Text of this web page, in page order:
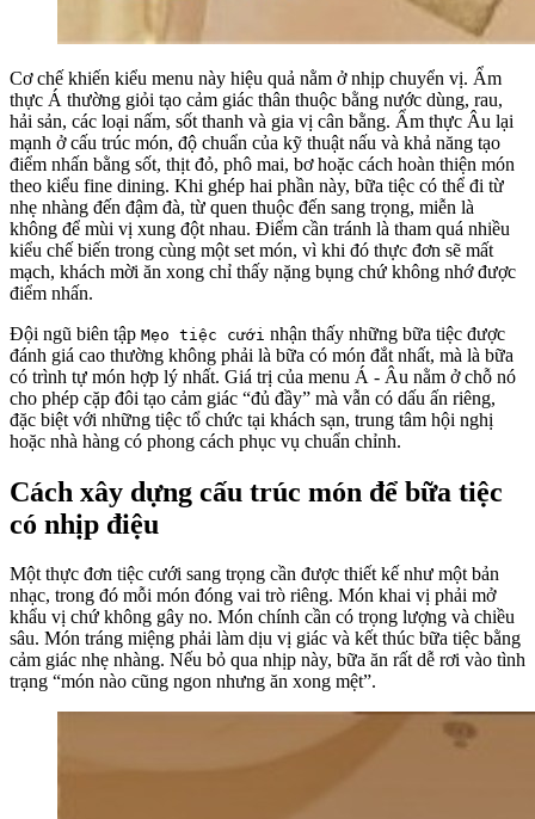
Cơ chế khiến kiểu menu này hiệu quả nằm ở nhịp chuyển vị. Ẩm
thực Á thường giỏi tạo cảm giác thân thuộc bằng nước dùng, rau,
hải sản, các loại nấm, sốt thanh và gia vị cân bằng. Ẩm thực Âu lại
mạnh ở cấu trúc món, độ chuẩn của kỹ thuật nấu và khả năng tạo
điểm nhấn bằng sốt, thịt đỏ, phô mai, bơ hoặc cách hoàn thiện món
theo kiểu fine dining. Khi ghép hai phần này, bữa tiệc có thể đi từ
nhẹ nhàng đến đậm đà, từ quen thuộc đến sang trọng, miễn là
không để mùi vị xung đột nhau. Điểm cần tránh là tham quá nhiều
kiểu chế biến trong cùng một set món, vì khi đó thực đơn sẽ mất
mạch, khách mời ăn xong chỉ thấy nặng bụng chứ không nhớ được
điểm nhấn.
Đội ngũ biên tập Mẹo tiệc cưới nhận thấy những bữa tiệc được
đánh giá cao thường không phải là bữa có món đắt nhất, mà là bữa
có trình tự món hợp lý nhất. Giá trị của menu Á - Âu nằm ở chỗ nó
cho phép cặp đôi tạo cảm giác “đủ đầy” mà vẫn có dấu ấn riêng,
đặc biệt với những tiệc tổ chức tại khách sạn, trung tâm hội nghị
hoặc nhà hàng có phong cách phục vụ chuẩn chỉnh.
Cách xây dựng cấu trúc món để bữa tiệc
có nhịp điệu
Một thực đơn tiệc cưới sang trọng cần được thiết kế như một bản
nhạc, trong đó mỗi món đóng vai trò riêng. Món khai vị phải mở
khẩu vị chứ không gây no. Món chính cần có trọng lượng và chiều
sâu. Món tráng miệng phải làm dịu vị giác và kết thúc bữa tiệc bằng
cảm giác nhẹ nhàng. Nếu bỏ qua nhịp này, bữa ăn rất dễ rơi vào tình
trạng “món nào cũng ngon nhưng ăn xong mệt”.